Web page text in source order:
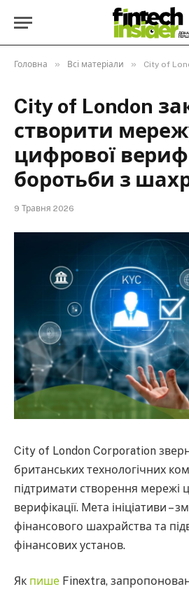
Головна » Всі матеріали » City of London закликає
City of London
створити
цифрової
боротьби з
9 Травня 2026
City of London Corporation
британських технологічних
підтримати створення мережі
верифікації. Мета ініціативи –
фінансового шахрайства та
фінансових установ.
Як пише Finextra,